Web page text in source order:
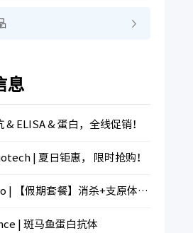
息
& ELISA & 蛋白，全线促销！
| 夏日钜惠， 限时抢购！
百迪BDBio | 【假期套餐】消杀+支原体检测+冻存，限时折扣！
| 斑马鱼蛋白抗体